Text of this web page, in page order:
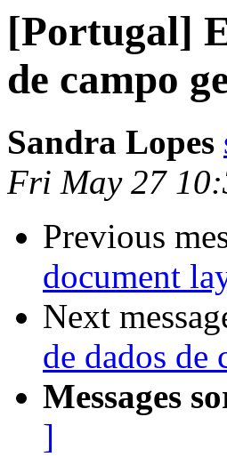
[Portugal]
de campo
Sandra Lopes
Fri May 27
Previous
document
Next
de dados de
Messages
]